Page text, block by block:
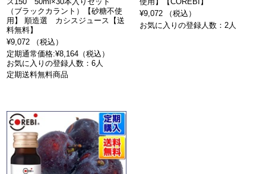
（ブラックカラント）【砂糖不使
用】 順造選 カシスジュース【送
料無料】
¥9,072 （税込）
定期通常価格:¥8,164（税込）
お気に入りの登録人数：6人
定期送料無料商品
¥9,072 （税込）
お気に入りの登録人数：2人